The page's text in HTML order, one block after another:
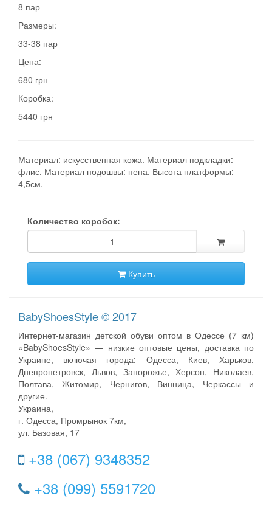
8 пар
Размеры:
33-38 пар
Цена:
680 грн
Коробка:
5440 грн
Материал: искусственная кожа. Материал подкладки:
флис. Материал подошвы: пена. Высота платформы:
4,5см.
Количество коробок:
Купить
BabyShoesStyle © 2017
Интернет-магазин детской обуви оптом в Одессе (7 км)
«BabyShoesStyle» — низкие оптовые цены, доставка по
Украине, включая города: Одесса, Киев, Харьков,
Днепропетровск, Львов, Запорожье, Херсон, Николаев,
Полтава, Житомир, Чернигов, Винница, Черкассы и
другие.
Украина,
г. Одесса, Промрынок 7км,
ул. Базовая, 17
+38 (067) 9348352
+38 (099) 5591720